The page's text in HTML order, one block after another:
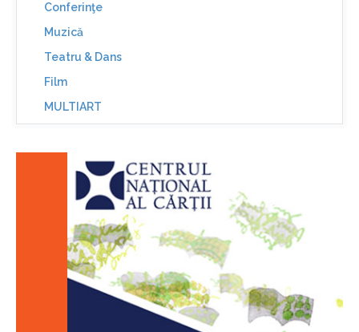
Conferinţe
Muzică
Teatru & Dans
Film
MULTIART